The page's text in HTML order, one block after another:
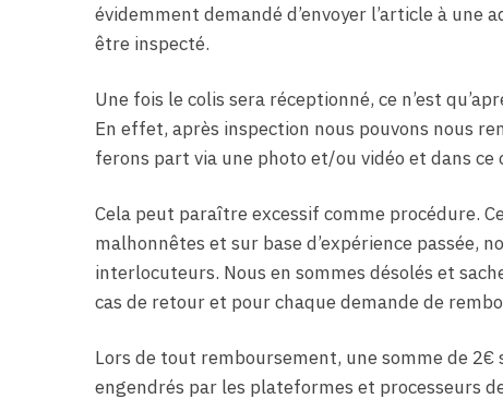
évidemment demandé d’envoyer l’article à une
être inspecté.
Une fois le colis sera réceptionné, ce n’est
En effet, après inspection nous pouvons nous
ferons part via une photo et/ou vidéo et dans
Cela peut paraître excessif comme procédure.
malhonnêtes et sur base d’expérience passée,
interlocuteurs. Nous en sommes désolés et
cas de retour et pour chaque demande de
Lors de tout remboursement, une somme de
engendrés par les plateformes et processeurs